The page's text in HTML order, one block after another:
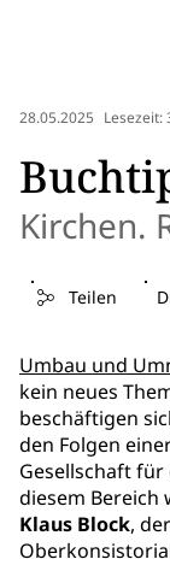
28.05.2025 Lesezeit:
Kirchen.
Teilen
Umbau und
kein neues
beschäftigen
den Folgen
Gesellschaft
diesem
Klaus Block,